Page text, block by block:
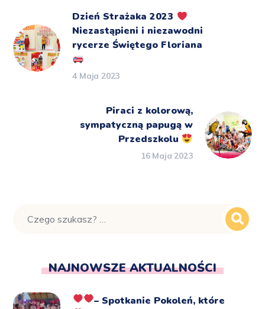
Dzień Strażaka 2023
Niezastąpieni i niezawodni
rycerze Świętego Floriana
4 Maja 2023
Piraci z kolorową,
sympatyczną papugą w
Przedszkolu
16 Maja 2023
NAJNOWSZE AKTUALNOŚCI
– Spotkanie Pokoleń, które